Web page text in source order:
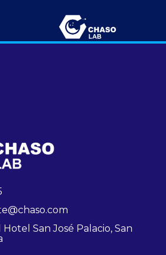
San José Palacio, San